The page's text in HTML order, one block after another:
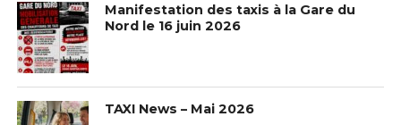
Manifestation des taxis à la Gare du
Nord le 16 juin 2026
TAXI News – Mai 2026